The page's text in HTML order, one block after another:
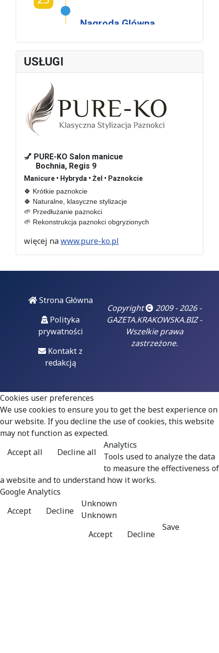
Nagroda Glówna
Dźwigaja
2026 roku w
Oranżerii Dworu w...
01
Hotel De Niro –
sprawa nie taka
znów lokalna
Wydawać by się
mogło, że mówimy o
sprawie lokalnej...
"Czarzasty już
dobrze wie, że
czas jego
błazenady się
skończył, prąd
Włodzimierz
Czarzasty - co trzeba
stale powtarzać...
USŁUGI
💅 PURE-KO Salon manicue
Bochnia, Regis 9
Manicure • Hybryda • Żel • Paznokcie
🍀 Krótkie paznokcie
🍀 Naturalne, klasyczne stylizacje
🌱 Przedłużanie paznokci
🌱 Rekonstrukcja paznokci obgryzionych
więcej nawww.pure-ko.pl
Strona Główna
Polityka
prywatności
Kontakt z
redakcją
Copyright
2009 - 2026 -
GAZETA.KRAKOWSKA.BIZ -
Wszelkie prawa
zastrzeżone.
Cookies user preferences
We use cookies to ensure you to get the best experience on
our website. If you decline the use of cookies, this website
may not function as expected.
Accept all
Decline all
Analytics
Tools used to analyze the data
to measure the effectiveness of
a website and to understand how it works.
Google Analytics
Accept
Decline
Unknown
Unknown
Accept
Decline
Save